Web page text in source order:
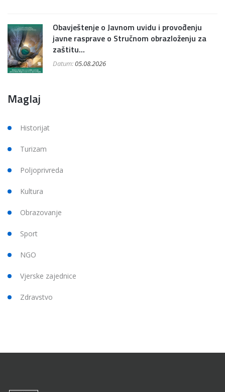
Obavještenje o Javnom uvidu i provođenju
javne rasprave o Stručnom obrazloženju za
zaštitu...
Datum:05.08.2026
Maglaj
Historijat
Turizam
Poljoprivreda
Kultura
Obrazovanje
Sport
NGO
Vjerske zajednice
Zdravstvo